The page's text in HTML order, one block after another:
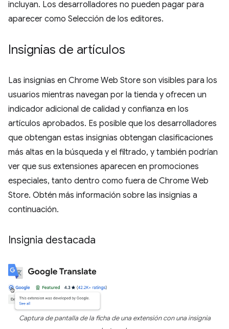
incluyan. Los desarrolladores no pueden pagar para
aparecer como Selección de los editores.
Insignias de artículos
Las insignias en Chrome Web Store son visibles para los
usuarios mientras navegan por la tienda y ofrecen un
indicador adicional de calidad y confianza en los
artículos aprobados. Es posible que los desarrolladores
que obtengan estas insignias obtengan clasificaciones
más altas en la búsqueda y el filtrado, y también podrían
ver que sus extensiones aparecen en promociones
especiales, tanto dentro como fuera de Chrome Web
Store. Obtén más información sobre las insignias a
continuación.
Insignia destacada
Captura de pantalla de la ficha de una extensión con una insignia